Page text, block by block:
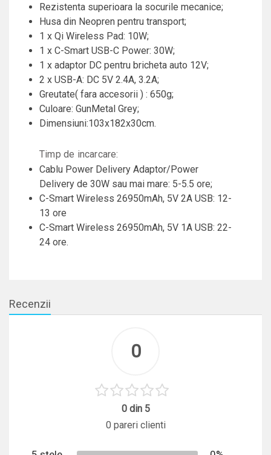
Rezistenta superioara la socurile mecanice;
Husa din Neopren pentru transport;
1 x Qi Wireless Pad: 10W;
1 x C-Smart USB-C Power: 30W;
1 x adaptor DC pentru bricheta auto 12V;
2 x USB-A: DC 5V 2.4A, 3.2A;
Greutate( fara accesorii ) : 650g;
Culoare: GunMetal Grey;
Dimensiuni:103x182x30cm.
Timp de incarcare:
Cablu Power Delivery Adaptor/Power
Delivery de 30W sau mai mare: 5-5.5 ore;
C-Smart Wireless 26950mAh, 5V 2A USB: 12-
13 ore
C-Smart Wireless 26950mAh, 5V 1A USB: 22-
24 ore.
Recenzii
0
0 din 5
0 pareri clienti